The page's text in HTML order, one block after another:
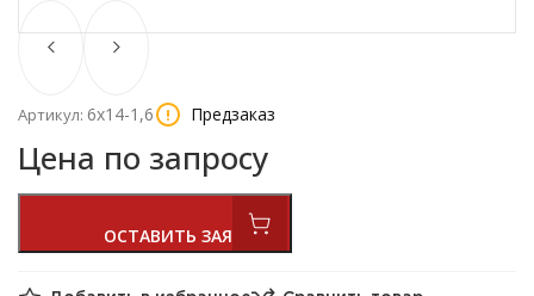
Артикул: 6х14-1,6 Предзаказ
Цена по запросу